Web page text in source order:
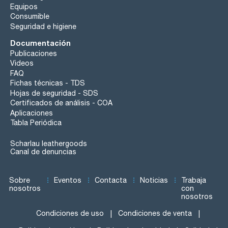
Equipos
Consumible
Seguridad e higiene
Documentación
Publicaciones
Videos
FAQ
Fichas técnicas - TDS
Hojas de seguridad - SDS
Certificados de análisis - COA
Aplicaciones
Tabla Periódica
Scharlau leathergoods
Canal de denuncias
Sobre
nosotros
Eventos Contacta Noticias
Trabaja
con
nosotros
Condiciones de uso Condiciones de venta